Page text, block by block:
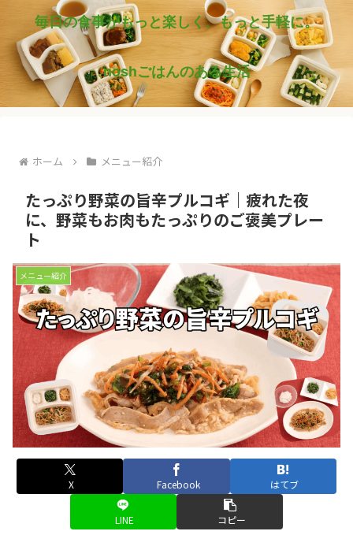
毎日の食事がもっと楽しく、もっと手軽に。
noshごはんのある生活
ホーム メニュー紹介
たっぷり野菜の旨辛プルコギ｜疲れた夜
に、野菜もお肉もたっぷりのご褒美プレー
ト
メニュー紹介
X Facebook はてブ
LINE コピー